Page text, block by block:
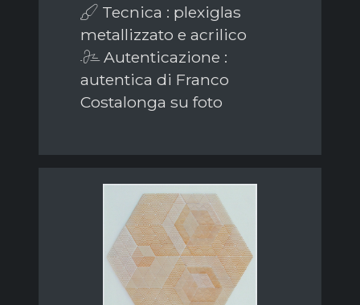
Tecnica : plexiglas
metallizzato e acrilico
Autenticazione :
autentica di Franco
Costalonga su foto